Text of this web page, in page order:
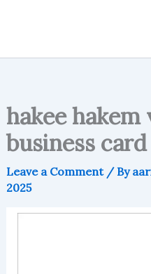
hakee
business
Leave a Comment / By
2025